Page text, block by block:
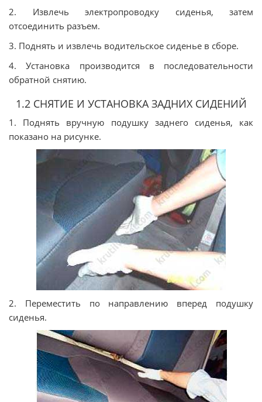
2. Извлечь электропроводку сиденья, затем
отсоединить разъем.
3. Поднять и извлечь водительское сиденье в сборе.
4. Установка производится в последовательности
обратной снятию.
1.2 СНЯТИЕ И УСТАНОВКА ЗАДНИХ СИДЕНИЙ
1. Поднять вручную подушку заднего сиденья, как
показано на рисунке.
2. Переместить по направлению вперед подушку
сиденья.